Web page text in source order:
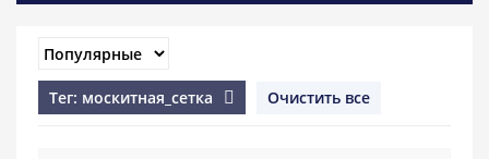
Тег: москитная_сетка Очистить все